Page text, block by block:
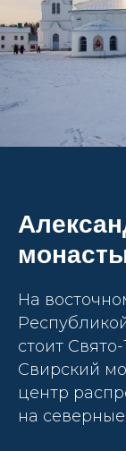
На
стоит
Свирский
центр
на